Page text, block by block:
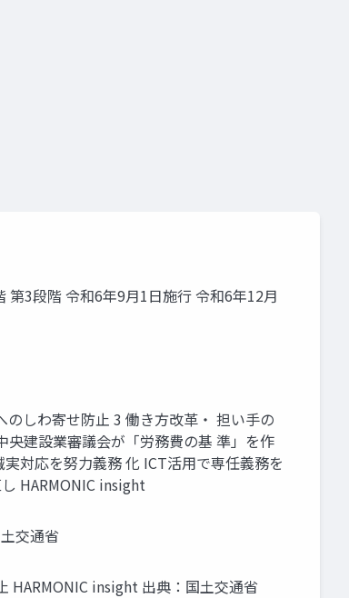
3段階 令和6年9月1日施行 令和6年12月
しわ寄せ防止 3 働き方改革・ 担い手の
建設業審議会が「労務費の基 準」を作
対応を努力義務 化 ICT活用で専任義務を
HARMONIC insight
交通省
HARMONIC insight 出典：国土交通省